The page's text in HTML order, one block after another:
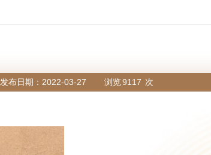
发布日期：2022-03-27 浏览9117 次